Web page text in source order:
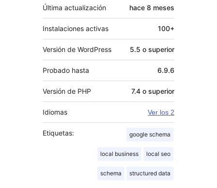
Última actualización hace 8 meses
Instalaciones activas 100+
Versión de WordPress 5.5 o superior
Probado hasta 6.9.6
Versión de PHP 7.4 o superior
Idiomas Ver los 2
Etiquetas: google schema
local business local seo
schema structured data